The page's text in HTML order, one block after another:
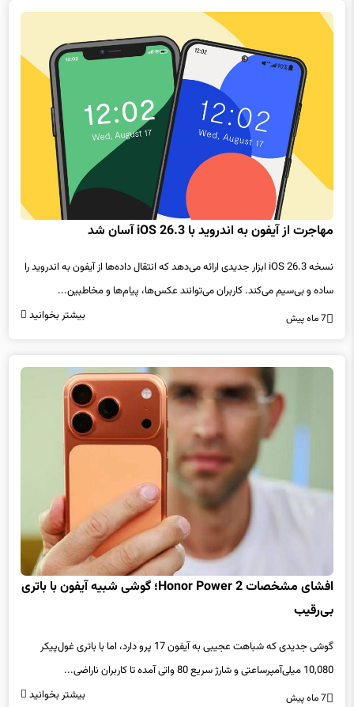
مهاجرت از آیفون به اندروید با iOS 26.3 آسان شد
نسخه iOS 26.3 ابزار جدیدی ارائه می‌دهد که انتقال داده‌ها از آیفون به اندروید را
ساده و بی‌سیم می‌کند. کاربران می‌توانند عکس‌ها، پیام‌ها و مخاطبین...
7 ماه پیش بیشتر بخوانید
افشای مشخصات Honor Power 2؛ گوشی شبیه آیفون با باتری
بی‌رقیب
گوشی جدیدی که شباهت عجیبی به آیفون 17 پرو دارد، اما با باتری غول‌پیکر
10,080 میلی‌آمپرساعتی و شارژ سریع 80 واتی آمده تا کاربران ناراضی...
7 ماه پیش بیشتر بخوانید